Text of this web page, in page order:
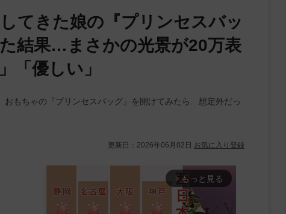
てきた娘の『プリンセスバッ
結果…まさかの光景が20万表
「優しい」
おもちゃの『プリンセスバッグ』を開けてみたら…想定外だっ
更新日： 2026年06月02日 お気に入り登録
arrow_forward_ios もっと見る